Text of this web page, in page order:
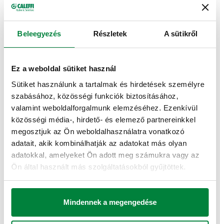
Beleegyezés Részletek A sütikről
Ez a weboldal sütiket használ
Sütiket használunk a tartalmak és hirdetések személyre
szabásához, közösségi funkciók biztosításához,
valamint weboldalforgalmunk elemzéséhez. Ezenkívül
közösségi média-, hirdető- és elemező partnereinkkel
megosztjuk az Ön weboldalhasználatra vonatkozó
adatait, akik kombinálhatják az adatokat más olyan
adatokkal, amelyeket Ön adott meg számukra vagy az
Ön által használt más szolgáltatásokból gyűjtöttek.
Mindennek a megengedése
MŰSZAKI ADATOK
Közeg hőmérséklet tartomány:5–110 °C
RAJZOK ÉS SPECIFIKÁCIÓK
Bemeneti csatlakozás Kimeneti csatlakozás
558500
G 3/4" (ISO 228-1)
G 3/4" A (ISO 228-1)